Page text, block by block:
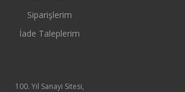
Siparişlerim
İade Taleplerim
100. Yıl Sanayi Sitesi,